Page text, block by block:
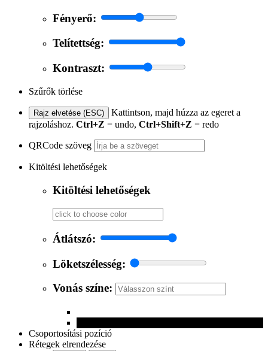
Fényerő:
Telítettség:
Kontraszt:
Szűrők törlése
Rajz elvetése (ESC)
Kattintson, majd húzza az egeret a
rajzoláshoz. Ctrl+Z = undo, Ctrl+Shift+Z = redo
QRCode szöveg
Kitöltési lehetőségek
Kitöltési lehetőségek
Átlátszó:
Löketszélesség:
Vonás színe:
Csoportosítási pozíció
Rétegek elrendezése